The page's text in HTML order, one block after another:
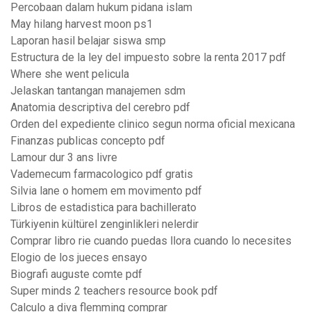
Percobaan dalam hukum pidana islam
May hilang harvest moon ps1
Laporan hasil belajar siswa smp
Estructura de la ley del impuesto sobre la renta 2017 pdf
Where she went pelicula
Jelaskan tantangan manajemen sdm
Anatomia descriptiva del cerebro pdf
Orden del expediente clinico segun norma oficial mexicana
Finanzas publicas concepto pdf
Lamour dur 3 ans livre
Vademecum farmacologico pdf gratis
Silvia lane o homem em movimento pdf
Libros de estadistica para bachillerato
Türkiyenin kültürel zenginlikleri nelerdir
Comprar libro rie cuando puedas llora cuando lo necesites
Elogio de los jueces ensayo
Biografi auguste comte pdf
Super minds 2 teachers resource book pdf
Calculo a diva flemming comprar